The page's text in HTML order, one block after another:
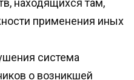
применения иных
система
о возникшей